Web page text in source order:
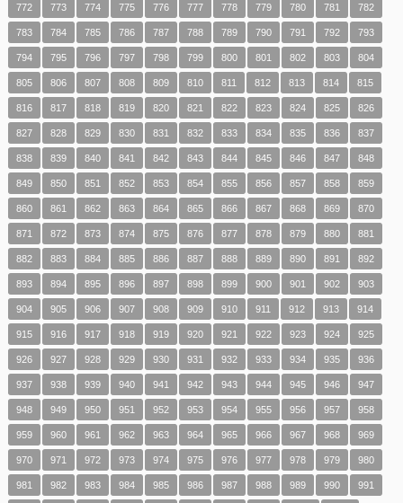
772 773 774 775 776 777 778 779 780 781 782
783 784 785 786 787 788 789 790 791 792 793
794 795 796 797 798 799 800 801 802 803 804
805 806 807 808 809 810 811 812 813 814 815
816 817 818 819 820 821 822 823 824 825 826
827 828 829 830 831 832 833 834 835 836 837
838 839 840 841 842 843 844 845 846 847 848
849 850 851 852 853 854 855 856 857 858 859
860 861 862 863 864 865 866 867 868 869 870
871 872 873 874 875 876 877 878 879 880 881
882 883 884 885 886 887 888 889 890 891 892
893 894 895 896 897 898 899 900 901 902 903
904 905 906 907 908 909 910 911 912 913 914
915 916 917 918 919 920 921 922 923 924 925
926 927 928 929 930 931 932 933 934 935 936
937 938 939 940 941 942 943 944 945 946 947
948 949 950 951 952 953 954 955 956 957 958
959 960 961 962 963 964 965 966 967 968 969
970 971 972 973 974 975 976 977 978 979 980
981 982 983 984 985 986 987 988 989 990 991